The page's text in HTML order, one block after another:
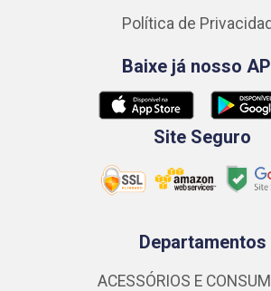
Política de
Baixe já nosso
Site Seguro
Departamentos
ACESSÓRIOS E